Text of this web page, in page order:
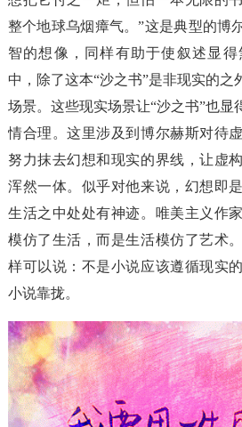
整个地球乌烟瘴气。”这是典型的博
智的想像，同样有助于使叙述显
中，除了这本“沙之书”是非现实的之
场景。这些现实场景让“沙之书”也显
情合理。这里涉及到博尔赫斯对待
努力抹去幻想和现实的界线，让虚
浑然一体。似乎对他来说，幻想即
生活之中处处有神迹。唯美主义作
模仿了生活，而是生活模仿了艺术
样可以说：不是小说应该遵循现实
小说靠拢。